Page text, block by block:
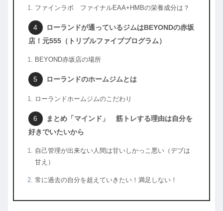
ファインラボ ファイナルEAA+HMBの栄養成分は？
ローランドが通っているジムはBEYONDの赤坂
店！元555（トリプルファイブプログラム）
BEYOND赤坂店の場所
ローランドのホームジムとは
ローランドホームジムのこだわり
まとめ「マインド」 筋トレする理由は自分を
好きでいたいから
自己管理が出来ない人間は甘いしかっこ悪い（デブは
甘え）
常に過去の自分を超えていきたい！満足しない！